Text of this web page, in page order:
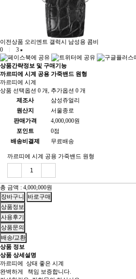
이전상품
오리엔트 갤럭시 남성용 콤비
0
3
상품간략정보 및 구매기능
까르띠에 시계 공용 가죽밴드 원형
까르띠에 시계
상품 선택옵션 0 개, 추가옵션 0 개
제조사
삼성쥬얼리
원산지
서울종로
판매가격
4,000,000원
포인트
0점
배송비결제
무료배송
까르띠에 시계 공용 가죽밴드 원형
총 금액 : 4,000,000원
상품정보
사용후기
상품문의
배송/교환
상품 정보
상품 상세설명
까르띠에 상태 좋은 시계
완벽하게 책임 보증합니다.